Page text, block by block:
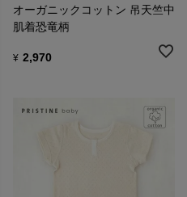
オーガニックコットン 吊天竺中
肌着恐竜柄
¥ 2,970